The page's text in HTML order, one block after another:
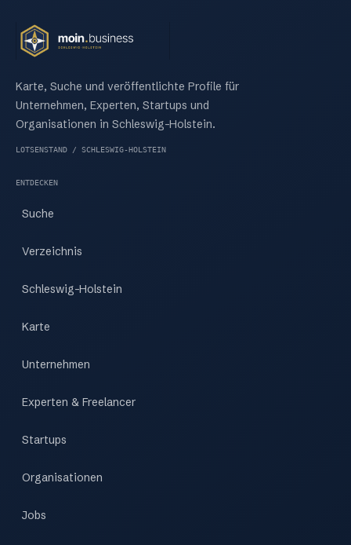
Karte, Suche und veröffentlichte Profile für
Unternehmen, Experten, Startups und
Organisationen in Schleswig-Holstein.
LOTSENSTAND / SCHLESWIG-HOLSTEIN
ENTDECKEN
Suche
Verzeichnis
Schleswig-Holstein
Karte
Unternehmen
Experten & Freelancer
Startups
Organisationen
Jobs